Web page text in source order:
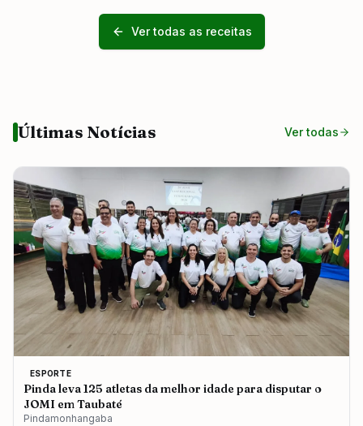
Ver todas as receitas
Últimas Notícias Ver todas
ESPORTE
Pinda leva 125 atletas da melhor idade para disputar o
JOMI em Taubaté
Pindamonhangaba